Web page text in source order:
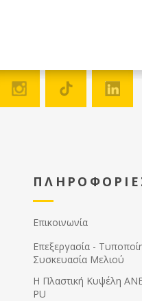
Επικοινωνία
Επεξεργασία -
Συσκευασία Μελιού
Η Πλαστική Κυψέλη
PU